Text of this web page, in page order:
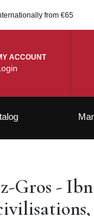
from €65
ACCOUNT
Gros -